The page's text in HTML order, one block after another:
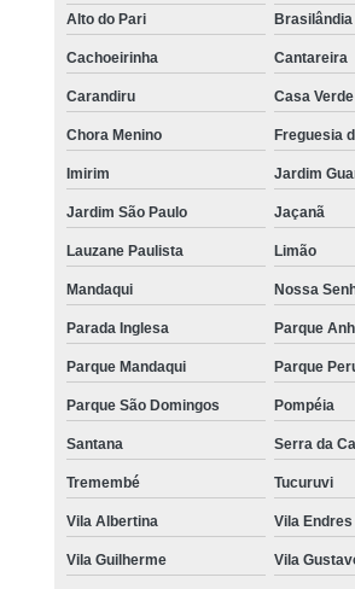
Alto do Pari
Brasilândia
Cachoeirinha Cantareira
Carandiru Casa Verde
Chora Menino Freguesia
Imirim Jardim
Jardim São Paulo Jaçanã
Lauzane Paulista Limão
Mandaqui Nossa
Parada Inglesa Parque
Parque Mandaqui Parque
Parque São Domingos Pompéia
Santana Serra da
Tremembé Tucuruvi
Vila Albertina Vila Endres
Vila Guilherme Vila